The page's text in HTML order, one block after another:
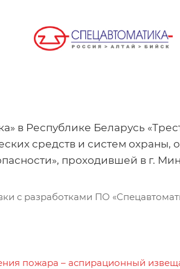
в Республике Беларусь
средств и систем охраны,
проходившей в г.
с разработками ПО
пожара – аспирационный